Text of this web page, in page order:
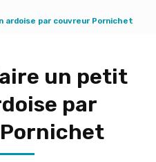
par couvreur Pornichet
un petit
par